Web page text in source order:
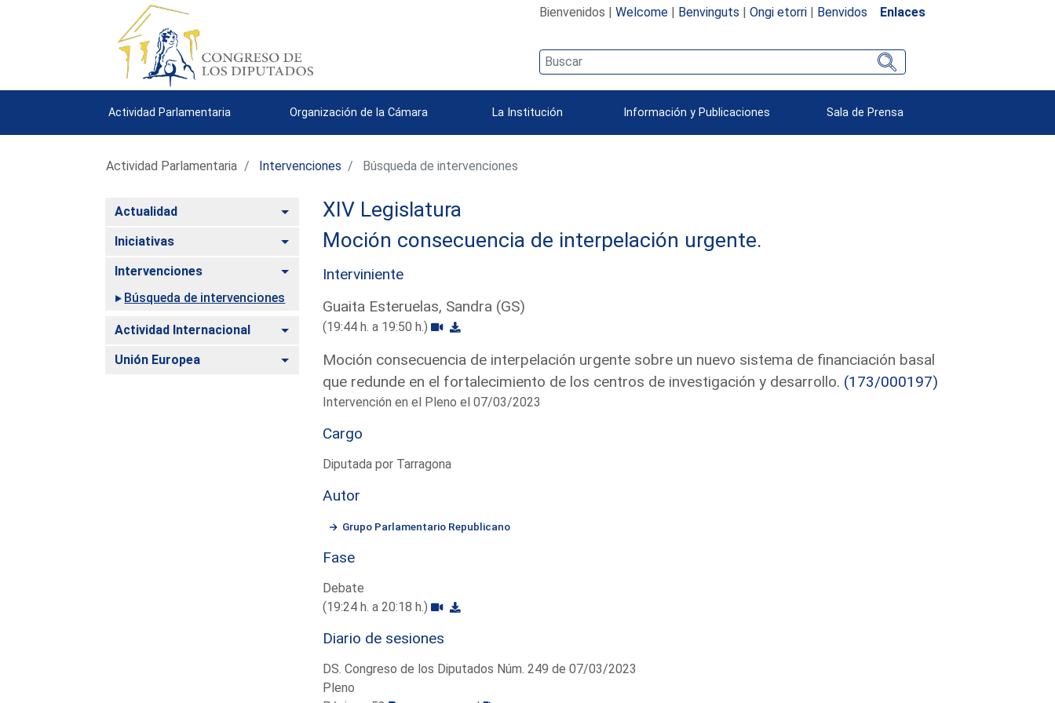
Bienvenidos | Welcome| Benvinguts | Ongi etorri| Benvidos Enlaces
Actividad Parlamentaria Organización de la Cámara La Institución Información y Publicaciones Sala de Prensa
Actividad Parlamentaria Intervenciones Búsqueda de intervenciones
Actualidad Alternar
Iniciativas Alternar
Intervenciones
Alternar
Búsqueda de intervenciones
Actividad Internacional Alternar
Unión Europea Alternar
XIV Legislatura
Moción consecuencia de interpelación urgente.
Interviniente
Guaita Esteruelas, Sandra (GS)
(19:44 h. a 19:50 h.)
Moción consecuencia de interpelación urgente sobre un nuevo sistema de financiación basal
que redunde en el fortalecimiento de los centros de investigación y desarrollo. (173/000197)
Intervención en el Pleno el 07/03/2023
Cargo
Diputada por Tarragona
Autor
Grupo Parlamentario Republicano
Fase
Debate
(19:24 h. a 20:18 h.)
Diario de sesiones
DS. Congreso de los Diputados Núm. 249 de 07/03/2023
Pleno